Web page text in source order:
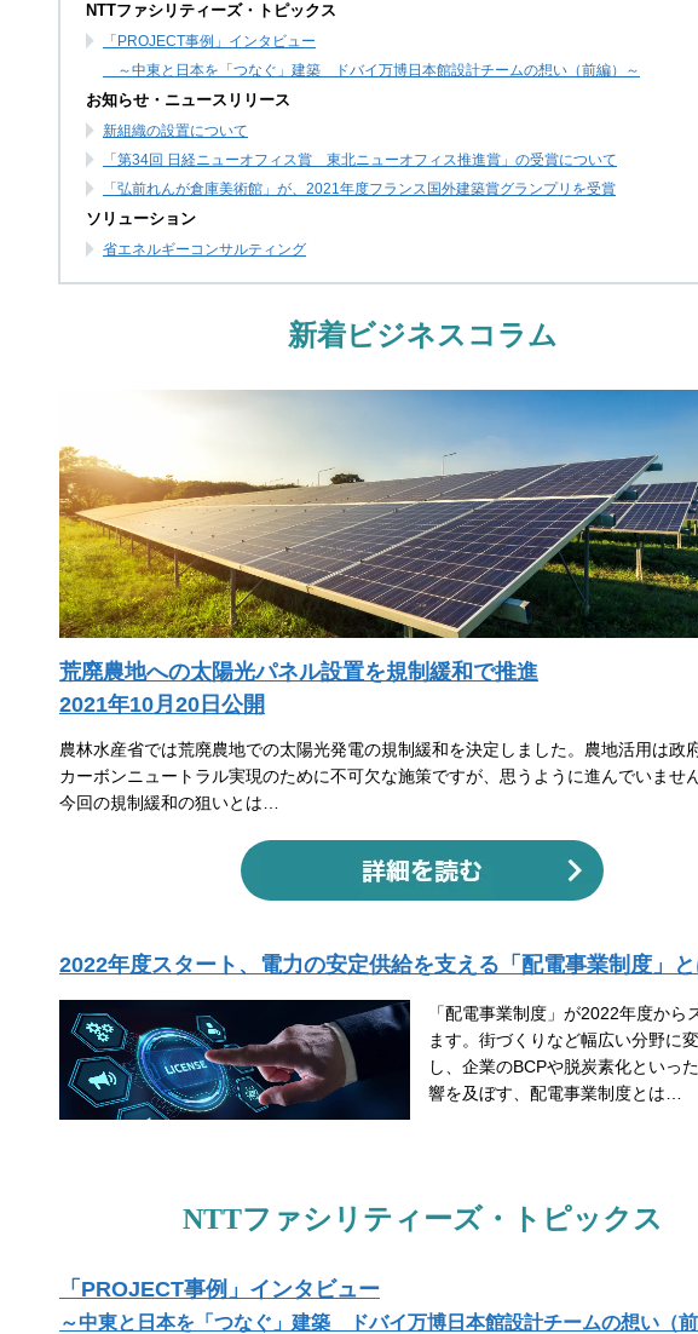
NTTファシリティーズ・トピックス
「PROJECT事例」インタビュー
～中東と日本を「つなぐ」建築 ドバイ万博日本館設計チームの想い（前編）～
お知らせ・ニュースリリース
新組織の設置について
「第34回 日経ニューオフィス賞 東北ニューオフィス推進賞」の受賞について
「弘前れんが倉庫美術館」が、2021年度フランス国外建築賞グランプリを受賞
ソリューション
省エネルギーコンサルティング
新着ビジネスコラム
荒廃農地への太陽光パネル設置を規制緩和で推進
2021年10月20日公開
農林水産省では荒廃農地での太陽光発電の規制緩和を決定しました。農地活用は政
カーボンニュートラル実現のために不可欠な施策ですが、思うように進んでいませ
今回の規制緩和の狙いとは…
2022年度スタート、電力の安定供給を支える「配電事業制度」
「配電事業制度」が2022年度から
ます。街づくりなど幅広い分野に
し、企業のBCPや脱炭素化といっ
響を及ぼす、配電事業制度とは…
NTTファシリティーズ・トピックス
「PROJECT事例」インタビュー
～中東と日本を「つなぐ」建築 ドバイ万博日本館設計チームの想い（